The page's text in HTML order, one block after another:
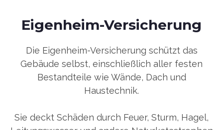
Eigenheim-Versicherung
Die Eigenheim-Versicherung schützt das
Gebäude selbst, einschließlich aller festen
Bestandteile wie Wände, Dach und
Haustechnik.
Sie deckt Schäden durch Feuer, Sturm, Hagel,